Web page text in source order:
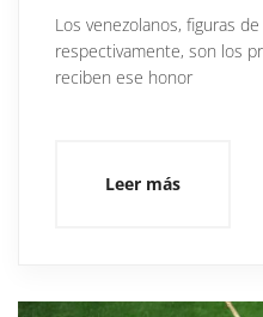
Los venezolanos, figuras
respectivamente, son los
reciben ese honor
Leer más